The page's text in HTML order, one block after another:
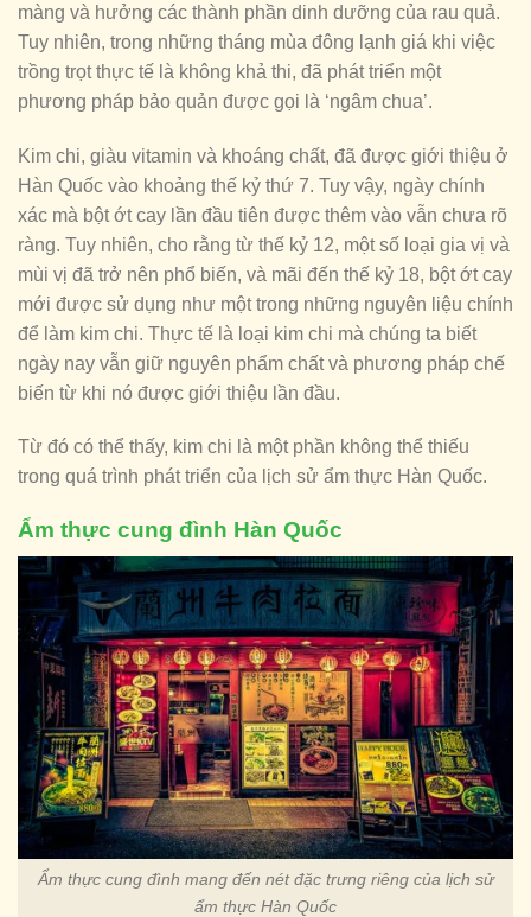
màng và hưởng các thành phần dinh dưỡng của rau quả.
Tuy nhiên, trong những tháng mùa đông lạnh giá khi việc
trồng trọt thực tế là không khả thi, đã phát triển một
phương pháp bảo quản được gọi là ‘ngâm chua’.
Kim chi, giàu vitamin và khoáng chất, đã được giới thiệu ở
Hàn Quốc vào khoảng thế kỷ thứ 7. Tuy vậy, ngày chính
xác mà bột ớt cay lần đầu tiên được thêm vào vẫn chưa rõ
ràng. Tuy nhiên, cho rằng từ thế kỷ 12, một số loại gia vị và
mùi vị đã trở nên phổ biến, và mãi đến thế kỷ 18, bột ớt cay
mới được sử dụng như một trong những nguyên liệu chính
để làm kim chi. Thực tế là loại kim chi mà chúng ta biết
ngày nay vẫn giữ nguyên phẩm chất và phương pháp chế
biến từ khi nó được giới thiệu lần đầu.
Từ đó có thể thấy, kim chi là một phần không thể thiếu
trong quá trình phát triển của lịch sử ẩm thực Hàn Quốc.
Ẩm thực cung đình Hàn Quốc
Ẩm thực cung đình mang đến nét đặc trưng riêng của lịch sử
ẩm thực Hàn Quốc